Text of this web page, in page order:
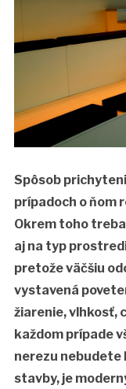
Spôsob
prípadoch o ňom
Okrem toho
aj na typ
pretože väčšiu
vystavená
žiarenie, vlhkosť,
každom prípade
nerezu nebudete
stavby, je